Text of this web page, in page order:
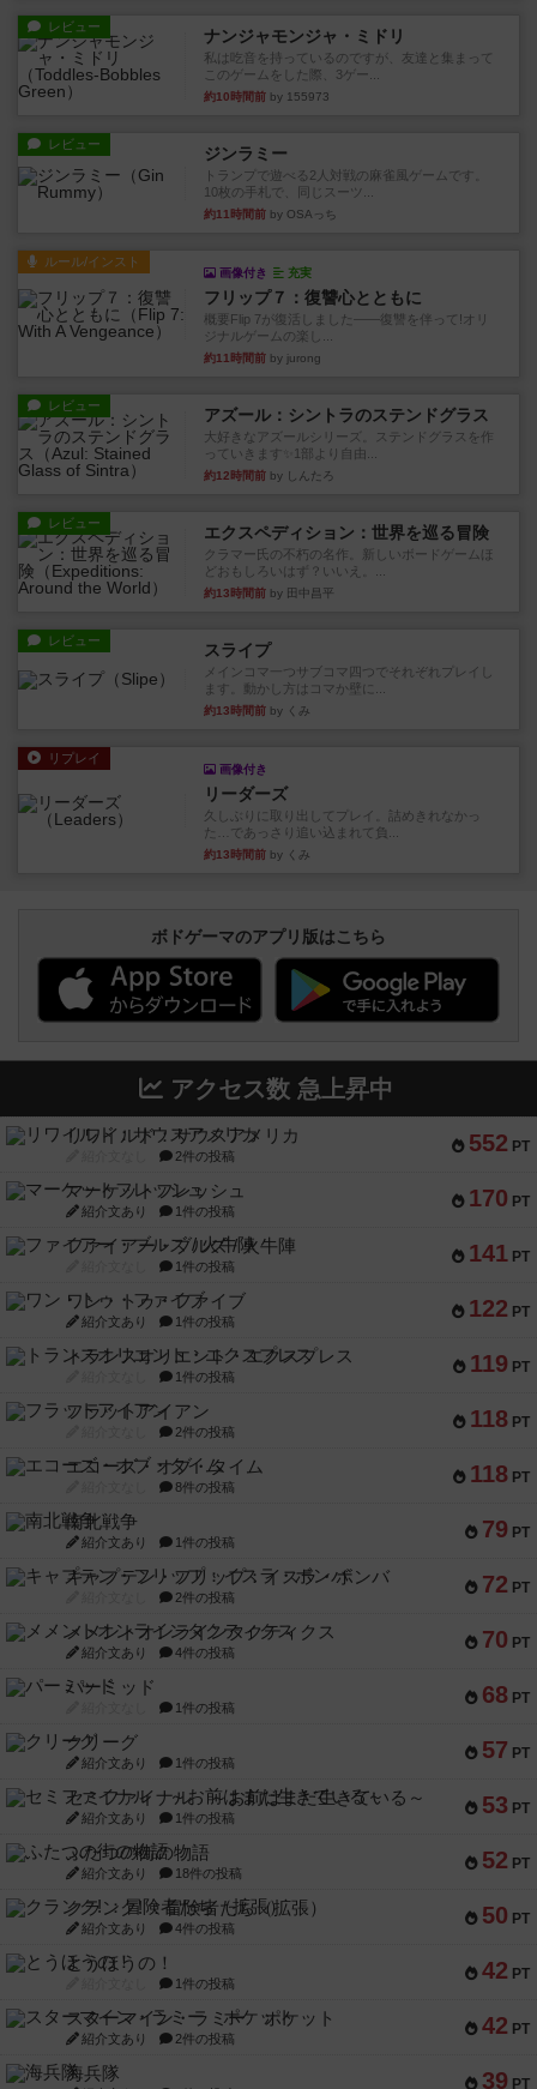
レビュー ナンジャモンジャ・ミドリ
私は吃音を持っているのですが、友達と集まって
このゲームをした際、3ゲー...
約10時間前 by 155973
レビュー ジンラミー
トランプで遊べる2人対戦の麻雀風ゲームです。
10枚の手札で、同じスーツ...
約11時間前 by OSAっち
ルール/インスト
画像付き 充実
フリップ７：復讐心とともに
概要Flip 7が復活しました――復讐を伴って!オリ
ジナルゲームの楽し...
約11時間前 by jurong
レビュー アズール：シントラのステンドグラス
大好きなアズールシリーズ。ステンドグラスを作
っていきます✨1部より自由...
約12時間前 by しんたろ
レビュー エクスペディション：世界を巡る冒険
クラマー氏の不朽の名作。新しいボードゲームほ
どおもしろいはず？いいえ。...
約13時間前 by 田中昌平
レビュー スライプ
メインコマ一つサブコマ四つでそれぞれプレイし
ます。動かし方はコマか壁に...
約13時間前 by くみ
リプレイ
画像付き
リーダーズ
久しぶりに取り出してプレイ。詰めきれなかっ
た…であっさり追い込まれて負...
約13時間前 by くみ
ボドゲーマのアプリ版はこちら
アクセス数 急上昇中
552 PT
リワイルド：サウスアメリカ
2件の投稿
170 PT
マーケットフレッシュ
紹介文あり 1件の投稿
141 PT
ファイアー・ブルズ / 火牛陣
1件の投稿
122 PT
ワン・トゥ・ファイブ
紹介文あり 1件の投稿
119 PT
トランスオリエント・エクスプレス
1件の投稿
118 PT
フラットアイアン
2件の投稿
118 PT
エコーズ・オブ・タイム
8件の投稿
79 PT
南北戦争
紹介文あり 1件の投稿
72 PT
キャプテン・フリップ：イスラ・ボンバ
2件の投稿
70 PT
メメントオンラインタクティクス
紹介文あり 4件の投稿
68 PT
パーミッド
1件の投稿
57 PT
クリーグ
紹介文あり 1件の投稿
53 PT
セミファイナル ～お前はまだ生きている～
紹介文あり 1件の投稿
52 PT
ふたつの街の物語
紹介文あり 18件の投稿
50 PT
クランク! ：冒険者たち（拡張）
紹介文あり 4件の投稿
42 PT
とうほうの！
1件の投稿
42 PT
スターマイン・ラミー ポケット
紹介文あり 2件の投稿
39 PT
海兵隊